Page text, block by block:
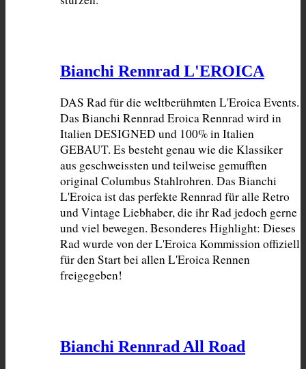
Bianchi Rennrad L'EROICA
DAS Rad für die weltberühmten L'Eroica Events.
Das Bianchi Rennrad Eroica Rennrad wird in
Italien DESIGNED und 100% in Italien
GEBAUT. Es besteht genau wie die Klassiker
aus geschweissten und teilweise gemufften
original Columbus Stahlrohren. Das Bianchi
L'Eroica ist das perfekte Rennrad für alle Retro
und Vintage Liebhaber, die ihr Rad jedoch gerne
und viel bewegen. Besonderes Highlight: Dieses
Rad wurde von der L'Eroica Kommission offiziell
für den Start bei allen L'Eroica Rennen
freigegeben!
Bianchi Rennrad All Road